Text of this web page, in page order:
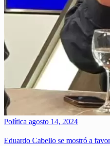
Política agosto 14, 2024
Eduardo Cabello se mostró a